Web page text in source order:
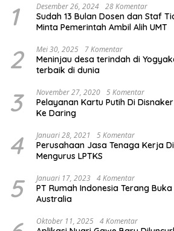
1 Desember 26, 2024 28 Komentar
Sudah 13 Bulan Dosen dan Staf
Minta Pemerintah Ambil Alih UMT
2 Mei 30, 2025 7 Komentar
Meninjau desa terindah di
terbaik di dunia
3 November 27, 2020 5 Komentar
Pelayanan Kartu Putih Di
Ke Daring
4 Januari 28, 2021 5 Komentar
Perusahaan Jasa Tenaga Kerja
Mengurus LPTKS
5 Januari 17, 2023 4 Komentar
PT Rumah Indonesia Terang
Australia
Oktober 11, 2025 4 Komentar